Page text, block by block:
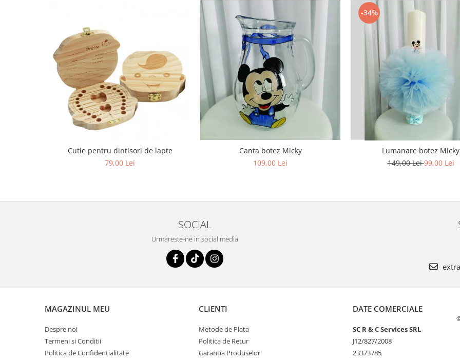
Cutie pentru dintisori de lapte
79,00 Lei
Canta botez Micky
109,00 Lei
-34%
Lumanare botez Micky
149,00 Lei99,00 Lei
SOCIAL
Urmareste-ne in social media
MAGAZINUL MEU
Despre noi
Termeni si Conditii
Politica de Confidentialitate
CLIENTI
Metode de Plata
Politica de Retur
Garantia Produselor
DATE COMERCIALE
SC R & C Services SRL
J12/827/2008
23373785